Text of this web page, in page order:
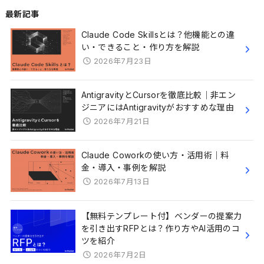
最新記事
Claude Code Skillsとは？他機能との違
い・できること・作り方を解説
2026年7月23日
AntigravityとCursorを徹底比較｜非エン
ジニアにはAntigravityがおすすめな理由
2026年7月21日
Claude Coworkの使い方・活用術｜料
金・導入・事例を解説
2026年7月13日
【無料テンプレート付】ベンダーの提案力
を引き出すRFPとは？作り方やAI活用のコ
ツを紹介
2026年7月2日